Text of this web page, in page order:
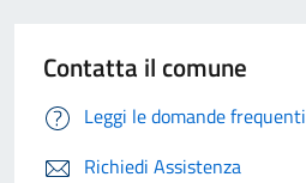
Contatta il comune
Leggi le domande frequenti
Richiedi Assistenza